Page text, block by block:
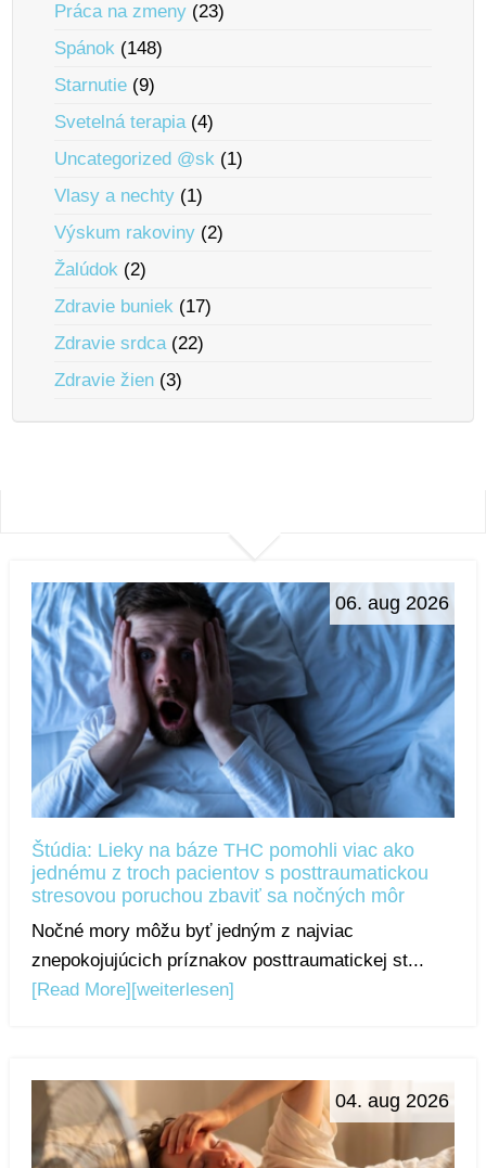
Práca na zmeny (23)
Spánok (148)
Starnutie (9)
Svetelná terapia(4)
Uncategorized @sk (1)
Vlasy a nechty (1)
Výskum rakoviny (2)
Žalúdok (2)
Zdravie buniek (17)
Zdravie srdca(22)
Zdravie žien (3)
06. aug 2026
Štúdia: Lieky na báze THC pomohli viac ako
jednému z troch pacientov s posttraumatickou
stresovou poruchou zbaviť sa nočných môr
Nočné mory môžu byť jedným z najviac
znepokojujúcich príznakov posttraumatickej st...
[Read More] [weiterlesen]
04. aug 2026